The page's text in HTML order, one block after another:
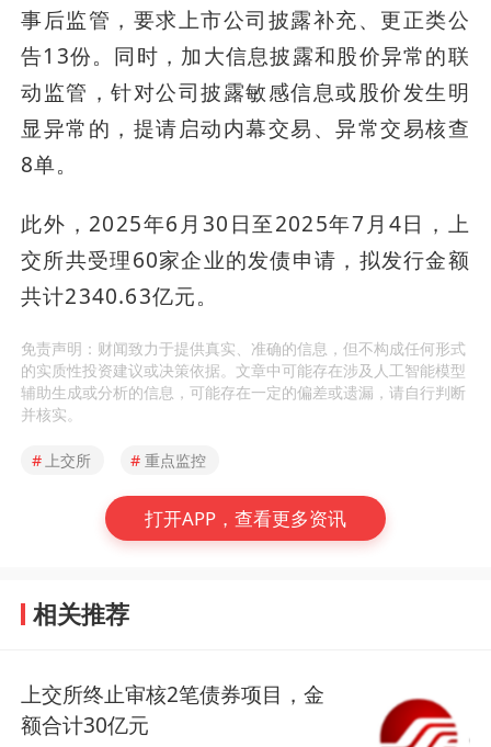
事后监管，要求上市公司披露补充、更正类公
告13份。同时，加大信息披露和股价异常的联
动监管，针对公司披露敏感信息或股价发生明
显异常的，提请启动内幕交易、异常交易核查
8单。
此外，2025年6月30日至2025年7月4日，上
交所共受理60家企业的发债申请，拟发行金额
共计2340.63亿元。
免责声明：财闻致力于提供真实、准确的信息，但不构成任何形式
的实质性投资建议或决策依据。文章中可能存在涉及人工智能模型
辅助生成或分析的信息，可能存在一定的偏差或遗漏，请自行判断
并核实。
# 上交所 # 重点监控
打开APP，查看更多资讯
相关推荐
上交所终止审核2笔债券项目，金
额合计30亿元